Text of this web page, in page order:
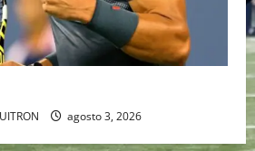
agosto 3, 2026